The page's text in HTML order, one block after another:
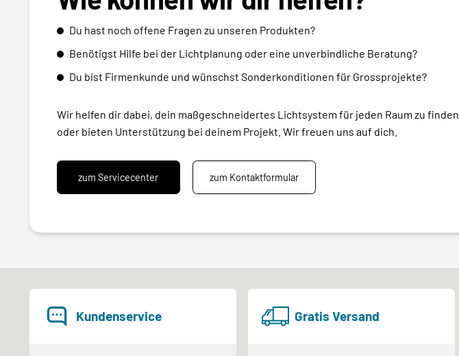
Du hast noch offene Fragen zu unseren Produkten?
Benötigst Hilfe bei der Lichtplanung oder eine unverbindliche Beratung?
Du bist Firmenkunde und wünschst Sonderkonditionen für Grossprojekte?
Wir helfen dir dabei, dein maßgeschneidertes Lichtsystem für jeden Raum zu finden
oder bieten Unterstützung bei deinem Projekt. Wir freuen uns auf dich.
zum Servicecenter zum Kontaktformular
Kundenservice Gratis Versand